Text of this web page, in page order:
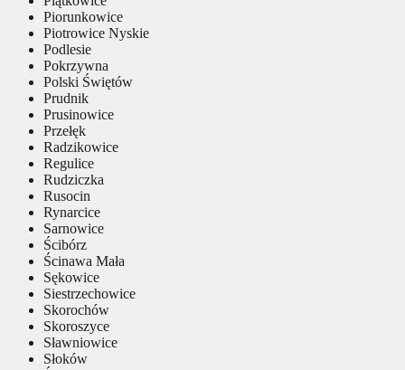
Piorunkowice
Piotrowice Nyskie
Podlesie
Pokrzywna
Polski Świętów
Prudnik
Prusinowice
Przełęk
Radzikowice
Regulice
Rudziczka
Rusocin
Rynarcice
Sarnowice
Ścibórz
Ścinawa Mała
Sękowice
Siestrzechowice
Skorochów
Skoroszyce
Sławniowice
Słoków